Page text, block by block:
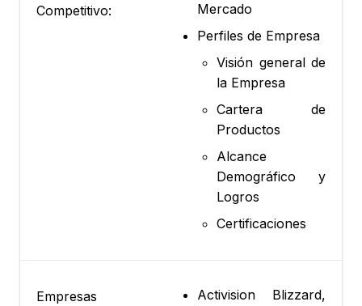
Competitivo:
Mercado
Perfiles de Empresa
Visión general de
la Empresa
Cartera de
Productos
Alcance
Demográfico y
Logros
Certificaciones
Empresas
Activision Blizzard,